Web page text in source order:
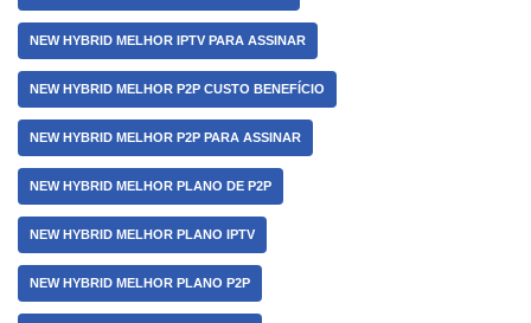
NEW HYBRID MELHOR IPTV PARA ASSINAR
NEW HYBRID MELHOR P2P CUSTO BENEFÍCIO
NEW HYBRID MELHOR P2P PARA ASSINAR
NEW HYBRID MELHOR PLANO DE P2P
NEW HYBRID MELHOR PLANO IPTV
NEW HYBRID MELHOR PLANO P2P